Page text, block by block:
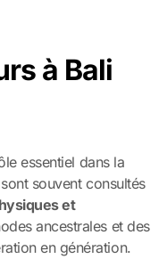
à Bali
essentiel dans la
souvent consultés
et
ancestrales et des
en génération.